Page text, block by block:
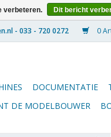
0
DOCUMENTATIE
DE MODELBOUWER
verbeteren. Dit bericht